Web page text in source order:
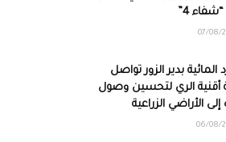
4”
المائية بدير الزور تواصل
أقنية الري لتحسين وصول
إلى الأراضي الزراعية